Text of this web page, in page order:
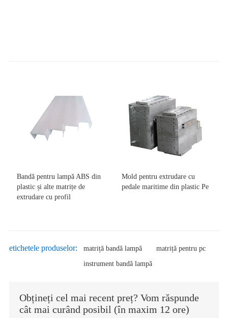
Bandă pentru lampă ABS din
plastic și alte matrițe de
extrudare cu profil
Mold pentru extrudare cu
pedale maritime din plastic Pe
etichetele produselor: matriță bandă lampă
matriță pentru pc
instrument bandă lampă
Obțineți cel mai recent preț? Vom răspunde
cât mai curând posibil (în maxim 12 ore)